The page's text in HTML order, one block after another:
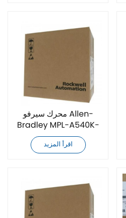
محرك سيرفو Allen-
Bradley MPL-A540K-
MJ74AA جديد تمامًا
اقرأ المزيد